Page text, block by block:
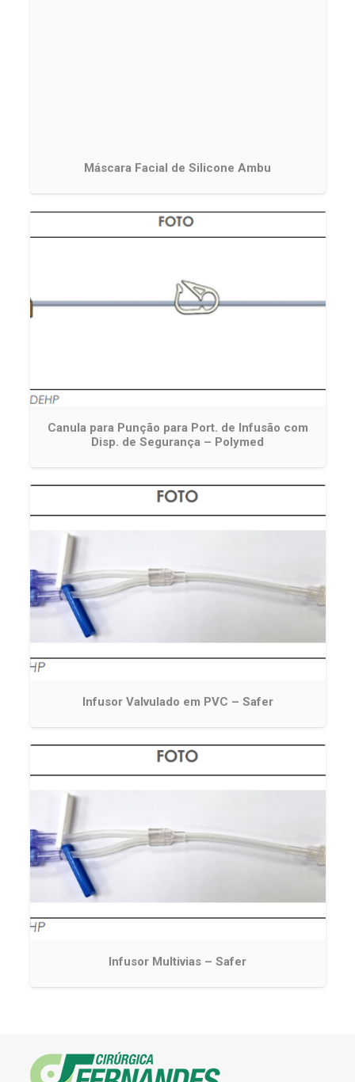
Máscara Facial de Silicone Ambu
Canula para Punção para Port. de Infusão com
Disp. de Segurança – Polymed
Infusor Valvulado em PVC – Safer
Infusor Multivias – Safer